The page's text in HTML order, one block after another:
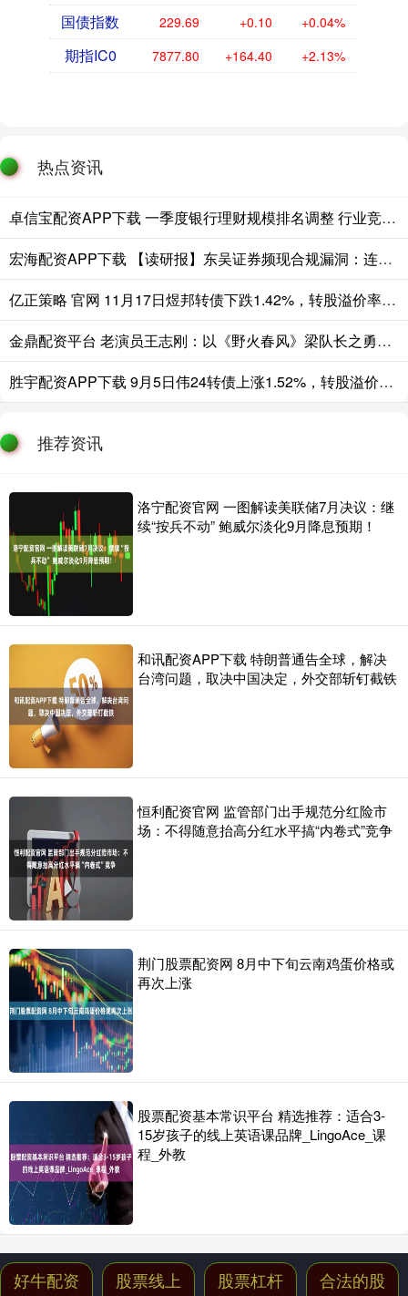
国债指数 229.69 +0.10 +0.04%
期指IC0 7877.80 +164.40 +2.13%
热点资讯
卓信宝配资APP下载 一季度银行理财规模排名调整 行业竞争关键从渠道转向投研能力
宏海配资APP下载 【读研报】东吴证券频现合规漏洞：连吃监管罚单，研报缺失关键风险提示误导投资人
亿正策略 官网 11月17日煜邦转债下跌1.42%，转股溢价率9.1%
金鼎配资平台 老演员王志刚：以《野火春风》梁队长之勇铸《苦菜花》姜永泉之魂
胜宇配资APP下载 9月5日伟24转债上涨1.52%，转股溢价率26.54%
推荐资讯
洛宁配资官网 一图解读美联储7月决议：继
续“按兵不动” 鲍威尔淡化9月降息预期！
和讯配资APP下载 特朗普通告全球，解决
台湾问题，取决中国决定，外交部斩钉截铁
恒利配资官网 监管部门出手规范分红险市
场：不得随意抬高分红水平搞“内卷式”竞争
荆门股票配资网 8月中下旬云南鸡蛋价格或
再次上涨
股票配资基本常识平台 精选推荐：适合3-
15岁孩子的线上英语课品牌_LingoAce_课
程_外教
好牛配资
股票线上
股票杠杆
合法的股